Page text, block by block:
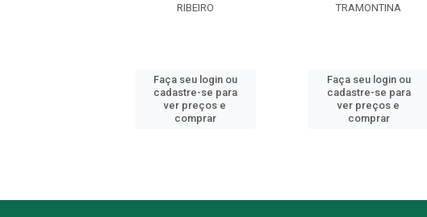
RIBEIRO
Faça seu login ou
cadastre-se para
ver preços e
comprar
TRAMONTINA
Faça seu login ou
cadastre-se para
ver preços e
comprar